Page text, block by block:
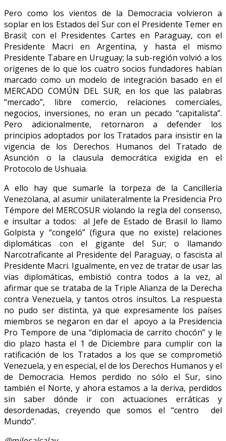
Pero como los vientos de la Democracia volvieron a
soplar en los Estados del Sur con el Presidente Temer en
Brasil; con el Presidentes Cartes en Paraguay, con el
Presidente Macri en Argentina, y hasta el mismo
Presidente Tabare en Uruguay; la sub-región volvió a los
orígenes de lo que los cuatro socios fundadores habían
marcado como un modelo de integración basado en el
MERCADO COMÚN DEL SUR, en los que las palabras
“mercado”, libre comercio, relaciones comerciales,
negocios, inversiones, no eran un pecado “capitalista”.
Pero adicionalmente, retornaron a defender los
principios adoptados por los Tratados para insistir en la
vigencia de los Derechos Humanos del Tratado de
Asunción o la clausula democrática exigida en el
Protocolo de Ushuaia.
A ello hay que sumarle la torpeza de la Cancillería
Venezolana, al asumir unilateralmente la Presidencia Pro
Témpore del MERCOSUR violando la regla del consenso,
e insultar a todos: al Jefe de Estado de Brasil lo llamo
Golpista y “congeló” (figura que no existe) relaciones
diplomáticas con el gigante del Sur; o llamando
Narcotraficante al Presidente del Paraguay, o fascista al
Presidente Macri. Igualmente, en vez de tratar de usar las
vías diplomáticas, embistió contra todos a la vez, al
afirmar que se trataba de la Triple Alianza de la Derecha
contra Venezuela, y tantos otros insultos. La respuesta
no pudo ser distinta, ya que expresamente los países
miembros se negaron en dar el apoyo a la Presidencia
Pro Tempore de una “diplomacia de carrito chocón” y le
dio plazo hasta el 1 de Diciembre para cumplir con la
ratificación de los Tratados a los que se comprometió
Venezuela, y en especial, el de los Derechos Humanos y el
de Democracia. Hemos perdido no sólo el Sur, sino
también el Norte, y ahora estamos a la deriva, perdidos
sin saber dónde ir con actuaciones erráticas y
desordenadas, creyendo que somos el “centro del
Mundo”.